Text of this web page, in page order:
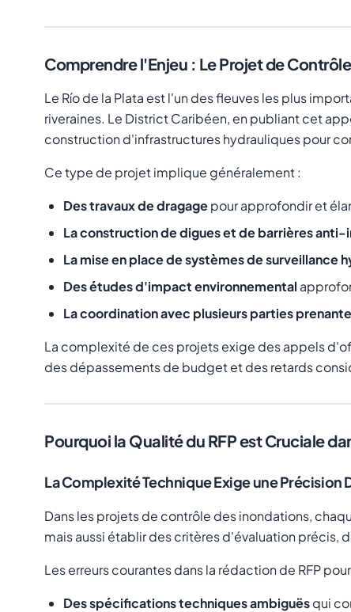
Comprendre l'Enjeu : Le Projet de
Le Río de la Plata est l'un des fleuves les plus
riveraines. Le District Caribéen, en publiant cet
construction d'infrastructures hydrauliques pour
Ce type de projet implique généralement :
Des travaux de dragagepour approfondir et
La construction de digues et de barrières anti-
La mise en place de systèmes de surveillance
Des études d'impact environnemental
La coordination avec plusieurs parties
La complexité de ces projets exige des appels
des dépassements de budget et des retards
Pourquoi la Qualité du RFP est Cruciale
La Complexité Technique Exige une Précision
Dans les projets de contrôle des inondations,
mais aussi établir des critères d'évaluation
Les erreurs courantes dans la rédaction de RFP
Des spécifications techniques ambiguësqui